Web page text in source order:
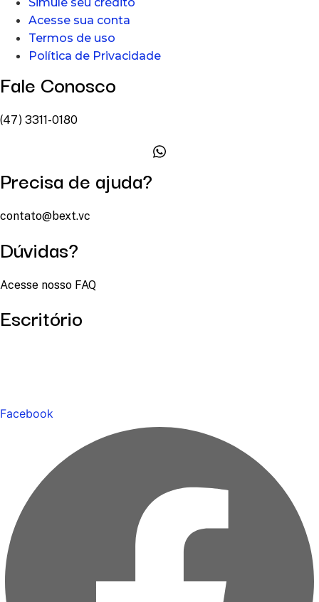
Simule seu crédito
Acesse sua conta
Termos de uso
Política de Privacidade
Fale Conosco
(47) 3311-0180
Precisa de ajuda?
contato@bext.vc
Dúvidas?
Acesse nosso FAQ
Escritório
Facebook